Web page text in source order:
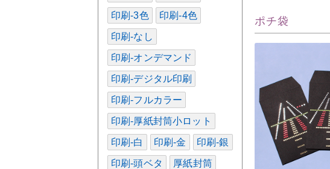
ポチ袋
印刷-3色 印刷-4色
印刷-なし
印刷-オンデマンド
印刷-デジタル印刷
印刷-フルカラー
印刷-厚紙封筒小ロット
印刷-白 印刷-金 印刷-銀
印刷-頭ベタ 厚紙封筒